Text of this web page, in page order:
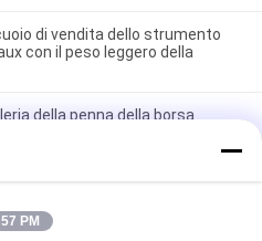
di vendita dello strumento
con il peso leggero della
della penna della borsa
chiusura della chiusura
sacchetto dell'astuccio per le
della matita della penna del
del sacchetto del rotolo della
PM